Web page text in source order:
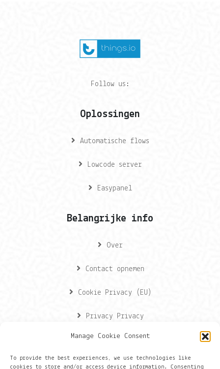
Manage Cookie Consent
To provide the best experiences, we use technologies like
cookies to store and/or access device information. Consenting
Follow us:
Oplossingen
Automatische flows
Lowcode server
Easypanel
Belangrijke info
Over
Contact opnemen
Cookie Privacy (EU)
Privacy Privacy